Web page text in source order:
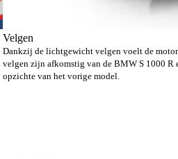
Velgen
Dankzij de lichtgewicht velgen voelt de motor
velgen zijn afkomstig van de BMW S 1000 R
opzichte van het vorige model.